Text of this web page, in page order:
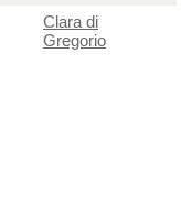
Clara di
Gregorio